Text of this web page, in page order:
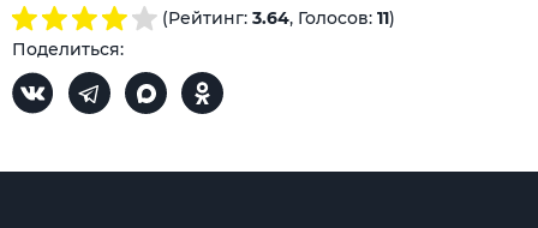
(Рейтинг: 3.64, Голосов: 11)
Поделиться: